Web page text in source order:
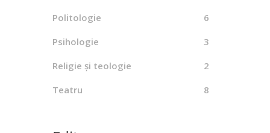
Politologie
6
Psihologie
3
Religie și teologie
2
Teatru
8